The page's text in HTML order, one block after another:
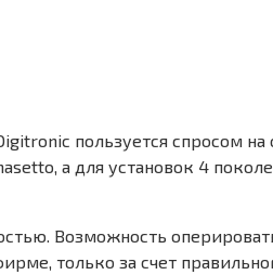
пользуется спросом на
а для установок 4
Возможность
только за счет